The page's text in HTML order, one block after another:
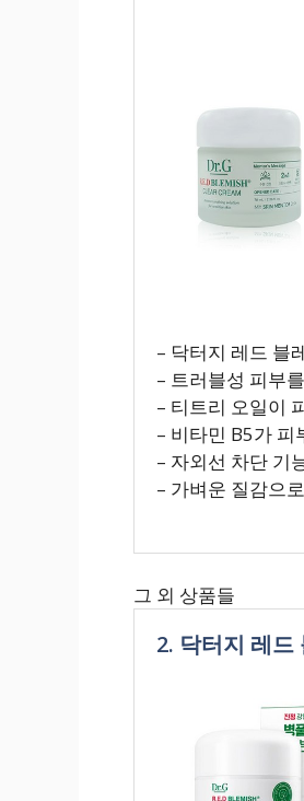
– 닥터지 레드 블
– 트러블성 피부
– 티트리 오일이
– 비타민 B5가 피
– 자외선 차단 기
– 가벼운 질감으
그 외 상품들
2. 닥터지 레드